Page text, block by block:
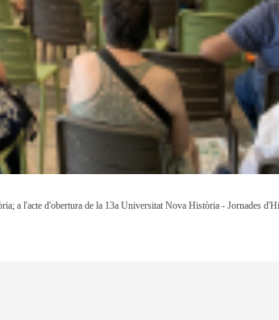
l'acte d'obertura de la 13a Universitat Nova Història - Jornades